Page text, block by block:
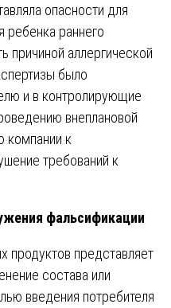
опасности для
ребенка раннего
причиной аллергической
было
и в контролирующие
внеплановой
компании к
требований к
фальсификации
продуктов представляет
состава или
введения потребителя